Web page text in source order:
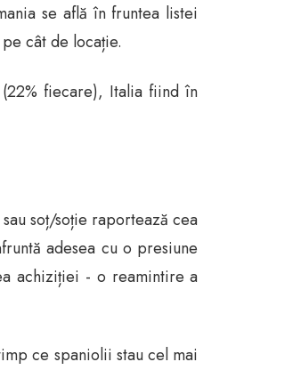
se află în fruntea listei
cât de locație.
fiecare), Italia fiind în
soț/soție raportează cea
adesea cu o presiune
achiziției - o reamintire a
ce spaniolii stau cel mai